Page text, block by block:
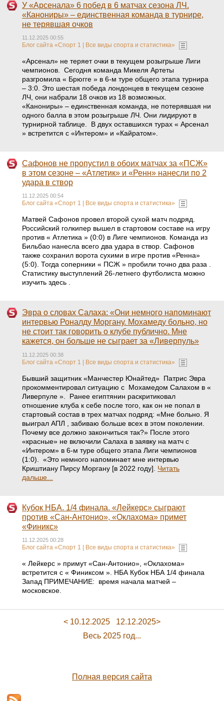
У «Арсенала» 6 побед в 6 матчах сезона ЛЧ.
«Канониры» – единственная команда в турнире,
не терявшая очков
11.12.2025 00:55
Блог сайта «Спорт 1 | Все виды спорта и статистика»
«Арсенал» не теряет очки в текущем розыгрыше Лиги
чемпионов. Сегодня команда Микеля Артеты
разгромила « Брюгге » в 6-м туре общего этапа турнира
– 3:0. Это шестая победа лондонцев в текущем сезоне
ЛЧ, они набрали 18 очков из 18 возможных.
«Канониры» – единственная команда, не потерявшая ни
одного балла в этом розыгрыше ЛЧ. Они лидируют в
турнирной таблице. В двух оставшихся турах « Арсенал
» встретится с «Интером» и «Кайратом».
Сафонов не пропустил в обоих матчах за «ПСЖ»
в этом сезоне – «Атлетик» и «Ренн» нанесли по 2
удара в створ
11.12.2025 00:54
Блог сайта «Спорт 1 | Все виды спорта и статистика»
Матвей Сафонов провел второй сухой матч подряд.
Российский голкипер вышел в стартовом составе на игру
против « Атлетика » (0:0) в Лиге чемпионов. Команда из
Бильбао нанесла всего два удара в створ. Сафонов
также сохранил ворота сухими в игре против «Ренна»
(5:0). Тогда соперники « ПСЖ » пробили точно два раза .
Статистику выступлений 26-летнего футболиста можно
изучить здесь .
Эвра о словах Салаха: «Они немного напоминают
интервью Роналду Моргану. Мохамеду больно, но
не стоит так говорить о клубе публично. Мне
кажется, он больше не сыграет за «Ливерпуль»
11.12.2025 00:38
Блог сайта «Спорт 1 | Все виды спорта и статистика»
Бывший защитник «Манчестер Юнайтед» Патрис Эвра
прокомментировал ситуацию с Мохамедом Салахом в «
Ливерпуле ». Ранее египтянин раскритиковал
отношение клуба к себе после того, как он не попал в
стартовый состав в трех матчах подряд: «Мне больно. Я
выиграл АПЛ , забиваю больше всех в этом поколении.
Почему все должно закончиться так?» После этого
«красные» не включили Салаха в заявку на матч с
«Интером» в 6-м туре общего этапа Лиги чемпионов
(1:0). «Это немного напоминает мне интервью
Криштиану Пирсу Моргану [в 2022 году]. Читать
дальше...
Кубок НБА. 1/4 финала. «Лейкерс» сыграют
против «Сан-Антонио», «Оклахома» примет
«Финикс»
11.12.2025 00:28
Блог сайта «Спорт 1 | Все виды спорта и статистика»
« Лейкерс » примут «Сан‑Антонио», «Оклахома»
встретится с « Финиксом ». НБА Кубок НБА 1/4 финала
Запад ПРИМЕЧАНИЕ: время начала матчей –
московское.
< 10.12.2025
12.12.2025>
Весь 2025 год...
Полная версия сайта